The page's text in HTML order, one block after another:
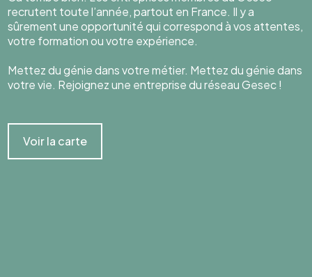
recrutent toute l’année, partout en France. Il y a
sûrement une opportunité qui correspond à vos attentes,
votre formation ou votre expérience.
Mettez du génie dans votre métier. Mettez du génie dans
votre vie. Rejoignez une entreprise du réseau Gesec !
Voir la carte